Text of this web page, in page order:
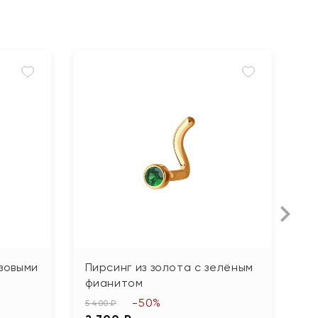
Пирсинг из золота с зелёным
фианитом
5 400 ₽ -50%